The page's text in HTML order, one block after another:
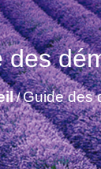
des
/Guide des